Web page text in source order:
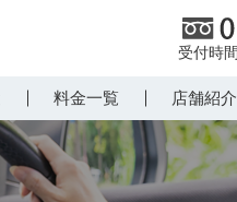
料金一覧 店舗紹介